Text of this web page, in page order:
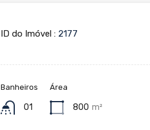
ID do Imóvel : 2177
Banheiros
01
Área
800 m²